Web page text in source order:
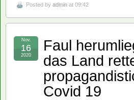
Posted by admin at 09:42
Faul
das Land
Covid 19
Nov.
16
2020